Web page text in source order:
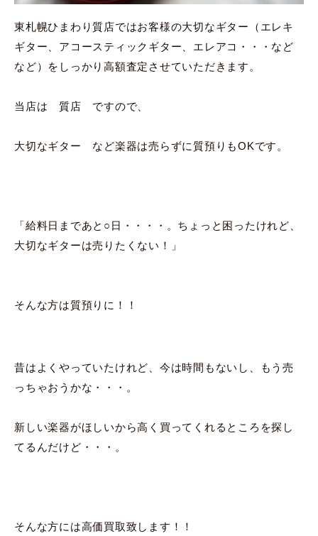
東札幌ひまわり質店ではお客様の大切なギター（エレキ
ギター、アコースティックギター、エレアコ・・・など
など）をしっかり高額査定させていただきます。
当店は 質店 ですので、
大切なギター など楽器は売らずに質預りもOKです。
「給料日まであと○日・・・・。ちょっと困ったけれど、
大切なギターは売りたくない！」
そんな方は質預りに！！
昔はよくやっていたけれど、今は時間もないし、もう売
っちゃおうかな・・・。
新しい楽器がほしいから高く買ってくれるところを探し
てるんだけど・・・。
そんな方には高価買取致します！！